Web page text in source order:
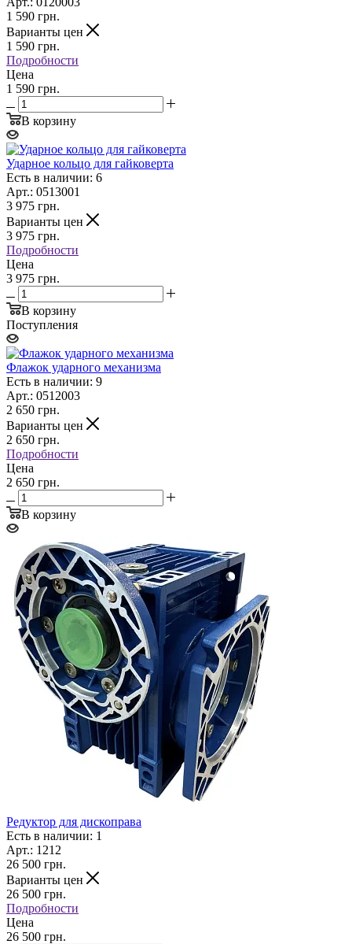
1 590 грн.
Варианты цен
1 590 грн.
Подробности
Цена
1 590 грн.
В корзину
Ударное кольцо для гайковерта
Есть в наличии: 6
Арт.: 0513001
3 975 грн.
Варианты цен
3 975 грн.
Подробности
Цена
3 975 грн.
В корзину
Поступления
Флажок ударного механизма
Есть в наличии: 9
Арт.: 0512003
2 650 грн.
Варианты цен
2 650 грн.
Подробности
Цена
2 650 грн.
В корзину
Редуктор для дископрава
Есть в наличии: 1
Арт.: 1212
26 500 грн.
Варианты цен
26 500 грн.
Подробности
Цена
26 500 грн.